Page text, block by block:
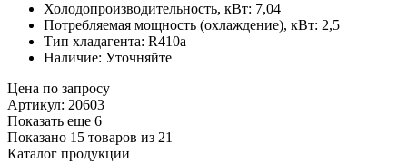
Холодопроизводительность, кВт: 7,04
Потребляемая мощность (охлаждение), кВт: 2,5
Тип хладагента: R410a
Наличие: Уточняйте
Цена по запросу
Артикул: 20603
Показать еще 6
Показано 15 товаров из 21
Каталог продукции